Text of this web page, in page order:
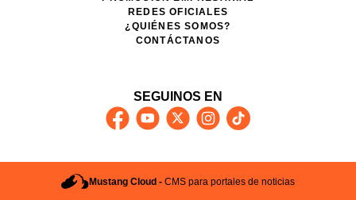
REDES OFICIALES
¿QUIÉNES SOMOS?
CONTÁCTANOS
SEGUINOS EN
Mustang Cloud -CMS para portales de noticias